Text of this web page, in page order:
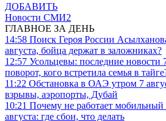
ДОБАВИТЬ
Новости СМИ2
ГЛАВНОЕ ЗА ДЕНЬ
14:58 Поиск Героя России
августа, бойца держат в заложниках?
12:57 Усольцевы: последние новости
поворот, кого встретила семья в
11:22 Обстановка в ОАЭ утром 7
взрывы, аэропорты, Дубай
10:21 Почему не работает мобильный
августа: где сбои, что делать